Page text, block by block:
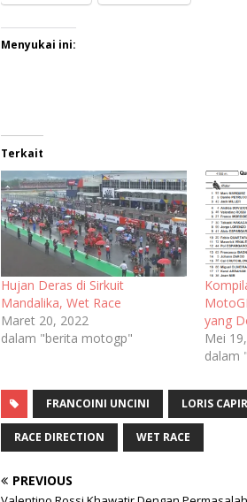
Menyukai ini:
Terkait
Hujan Deras di Sirkuit
Mandalika, Wet Race
Maret 20, 2022
dalam "berita motogp"
yang
Mei
dalam
FRANCOINI UNCINI LORIS
RACE DIRECTION WET RACE
PREVIOUS